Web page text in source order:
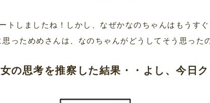
しましたね！しかし、なぜかなのちゃんはもうすぐ
っためめさんは、なのちゃんがどうしてそう思った
の思考を推察した結果・・よし、今日ク